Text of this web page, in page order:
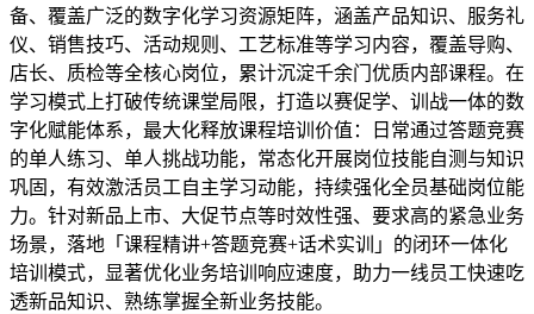
备、覆盖广泛的数字化学习资源矩阵，涵盖产品知识、服务礼
仪、销售技巧、活动规则、工艺标准等学习内容，覆盖导购、
店长、质检等全核心岗位，累计沉淀千余门优质内部课程。在
学习模式上打破传统课堂局限，打造以赛促学、训战一体的数
字化赋能体系，最大化释放课程培训价值：日常通过答题竞赛
的单人练习、单人挑战功能，常态化开展岗位技能自测与知识
巩固，有效激活员工自主学习动能，持续强化全员基础岗位能
力。针对新品上市、大促节点等时效性强、要求高的紧急业务
场景，落地「课程精讲+答题竞赛+话术实训」的闭环一体化
培训模式，显著优化业务培训响应速度，助力一线员工快速吃
透新品知识、熟练掌握全新业务技能。